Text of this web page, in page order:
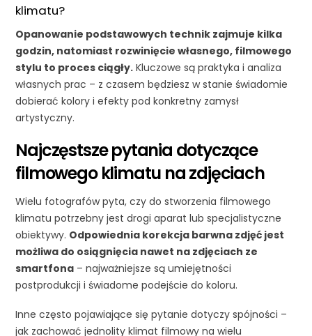
klimatu?
Opanowanie podstawowych technik zajmuje kilka
godzin, natomiast rozwinięcie własnego, filmowego
stylu to proces ciągły. Kluczowe są praktyka i analiza
własnych prac – z czasem będziesz w stanie świadomie
dobierać kolory i efekty pod konkretny zamysł
artystyczny.
Najczęstsze pytania dotyczące
filmowego klimatu na zdjęciach
Wielu fotografów pyta, czy do stworzenia filmowego
klimatu potrzebny jest drogi aparat lub specjalistyczne
obiektywy. Odpowiednia korekcja barwna zdjęć jest
możliwa do osiągnięcia nawet na zdjęciach ze
smartfona – najważniejsze są umiejętności
postprodukcji i świadome podejście do koloru.
Inne często pojawiające się pytanie dotyczy spójności –
jak zachować jednolity klimat filmowy na wielu